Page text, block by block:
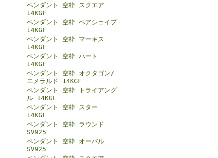
ペンダント 空枠 スクエア
14KGF
ペンダント 空枠 ペアシェイプ
14KGF
ペンダント 空枠 マーキス
14KGF
ペンダント 空枠 ハート
14KGF
ペンダント 空枠 オクタゴン/
エメラルド 14KGF
ペンダント 空枠 トライアング
ル 14KGF
ペンダント 空枠 スター
14KGF
ペンダント 空枠 ラウンド
SV925
ペンダント 空枠 オーバル
SV925